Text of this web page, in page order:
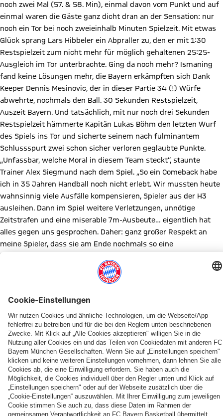
noch zwei Mal (57. & 58. Min), einmal davon vom Punkt und auf
einmal waren die Gäste ganz dicht dran an der Sensation: nur
noch ein Tor bei noch zweieinhalb Minuten Spielzeit. Mit etwas
Glück sprang Lars Hibbeler ein Abpraller zu, den er mit 1:30
Restspielzeit zum nicht mehr für möglich gehaltenen 25:25-
Ausgleich im Tor unterbrachte. Ging da noch mehr? Ismaning
fand keine Lösungen mehr, die Bayern erkämpften sich Dank
Keeper Dennis Mesinovic, der in dieser Partie 34 (!) Würfe
abwehrte, nochmals den Ball. 30 Sekunden Restspielzeit,
Auszeit Bayern. Und tatsächlich, mit nur noch drei Sekunden
Restspielzeit hämmerte Kapitän Lukas Böhm den letzten Wurf
des Spiels ins Tor und sicherte seinem nach fulminantem
Schlussspurt zwei schon sicher verloren geglaubte Punkte.
„Unfassbar, welche Moral in diesem Team steckt“, staunte
Trainer Alex Siegmund nach dem Spiel. „So ein Comeback habe
ich in 35 Jahren Handball noch nicht erlebt. Wir mussten heute
wahnsinnig viele Ausfälle kompensieren, Spieler aus der H3
ausleihen. Dann im Spiel weitere Verletzungen, unnötige
Zeitstrafen und eine miserable 7m-Ausbeute… eigentlich hat
alles gegen uns gesprochen. Daher: ganz großer Respekt an
meine Spieler, dass sie am Ende nochmals so eine
Energieleistung abgerufen haben.“
Erstes Spiel im neuen Jahr: FCB2 vs Kirchheimer SC am 7.1.
Rizek (3), Romaneessen (2), J.Hibbeler (2), L.Hibbeler (2), Nehr
(1), Biller, Herz, Mesinovic (TW)
Diesen Artikel teilen
WEITERE NEWS